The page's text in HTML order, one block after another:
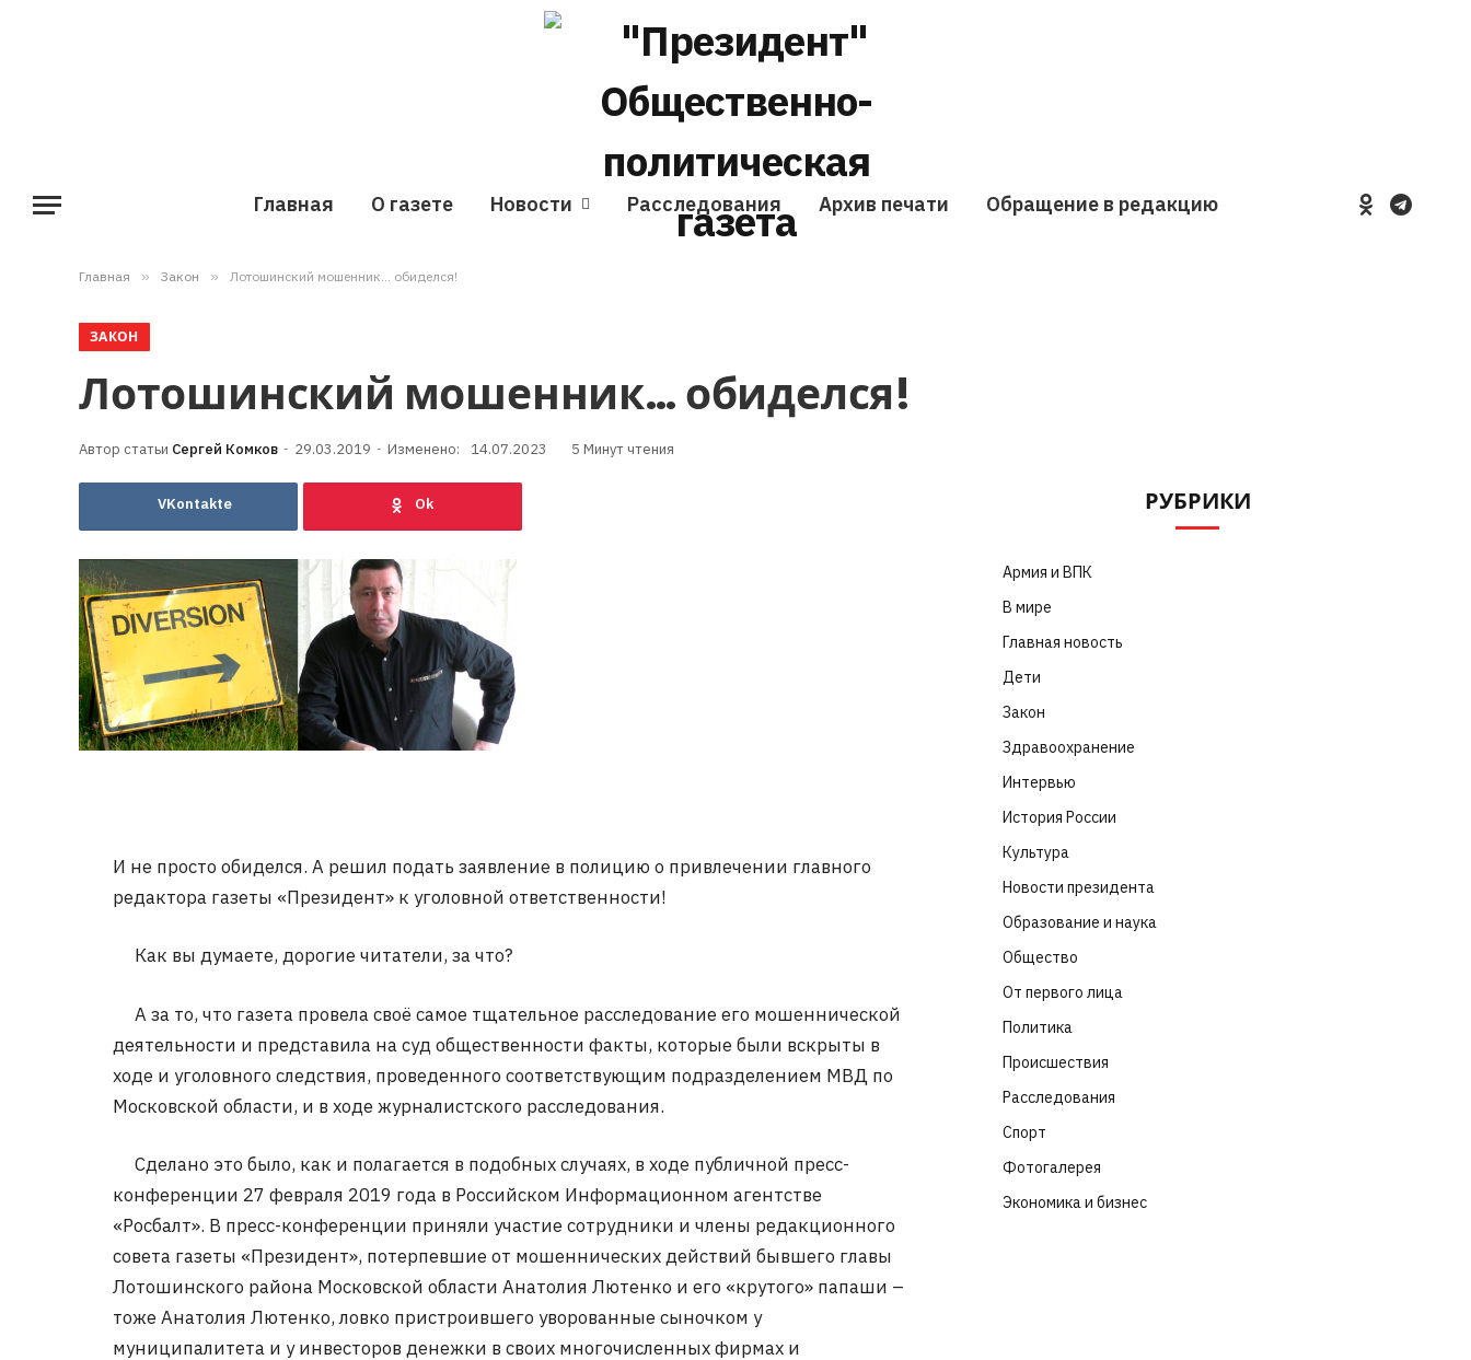
Главная О газете Новости Расследования Архив печати Обращение в редакцию YouTubeVKontakte
LinkedIn
Flickr
Главная » Закон » Лотошинский мошенник… обиделся!
ЗАКОН
Лотошинский мошенник… обиделся!
Сергей Комков 29.03.2019 Изменено: 14.07.2023 5 Минут чтения
VKontakte
И не просто обиделся. А решил подать заявление в полицию о привлечении главного
редактора газеты «Президент» к уголовной ответственности!
Как вы думаете, дорогие читатели, за что?
А за то, что газета провела своё самое тщательное расследование его мошеннической
деятельности и представила на суд общественности факты, которые были вскрыты в
ходе и уголовного следствия, проведенного соответствующим подразделением МВД по
Московской области, и в ходе журналистского расследования.
Сделано это было, как и полагается в подобных случаях, в ходе публичной пресс-
конференции 27 февраля 2019 года в Российском Информационном агентстве
«Росбалт». В пресс-конференции приняли участие сотрудники и члены редакционного
совета газеты «Президент», потерпевшие от мошеннических действий бывшего главы
Лотошинского района Московской области Анатолия Лютенко и его «крутого» папаши –
тоже Анатолия Лютенко, ловко пристроившего уворованные сыночком у
муниципалитета и у инвесторов денежки в своих многочисленных фирмах и
РУБРИКИ
Армия и ВПК
В мире
Главная новость
Дети
Закон
Здравоохранение
Интервью
История России
Культура
Новости президента
Образование и наука
Общество
От первого лица
Политика
Происшествия
Расследования
Спорт
Фотогалерея
Экономика и бизнес